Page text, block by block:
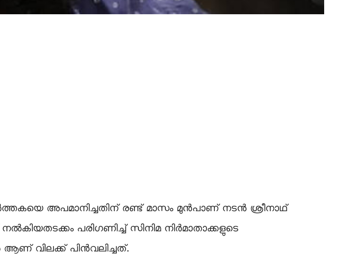
അപമാനിച്ചതിന് രണ്ട് മാസം മുൻപാണ് നടൻ ശ്രീനാഥ്
പരിഗണിച്ച് സിനിമ നിർമാതാക്കളുടെ
വിലക്ക് പിൻവലിച്ചത്.